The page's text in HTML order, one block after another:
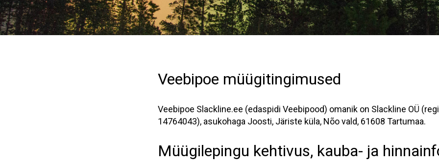
Veebipoe müügitingimused
Veebipoe Slackline.ee (edaspidi Veebipood) omanik on Slackline OÜ
14764043), asukohaga Joosti, Järiste küla, Nõo vald, 61608 Tartumaa.
Müügilepingu kehtivus, kauba- ja